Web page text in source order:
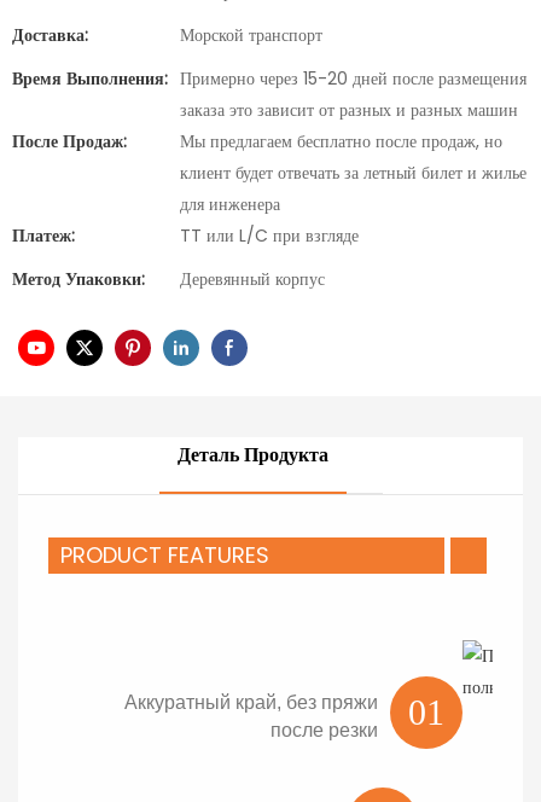
Доставка:
Морской транспорт
Время Выполнения: Примерно через 15-20 дней после размещения
заказа это зависит от разных и разных машин
После Продаж:
Мы предлагаем бесплатно после продаж, но
клиент будет отвечать за летный билет и жилье
для инженера
Платеж:
TT или L/C при взгляде
Метод Упаковки:
Деревянный корпус
Деталь Продукта
PRODUCT FEATURES
01
Аккуратный край, без пряжи
после резки